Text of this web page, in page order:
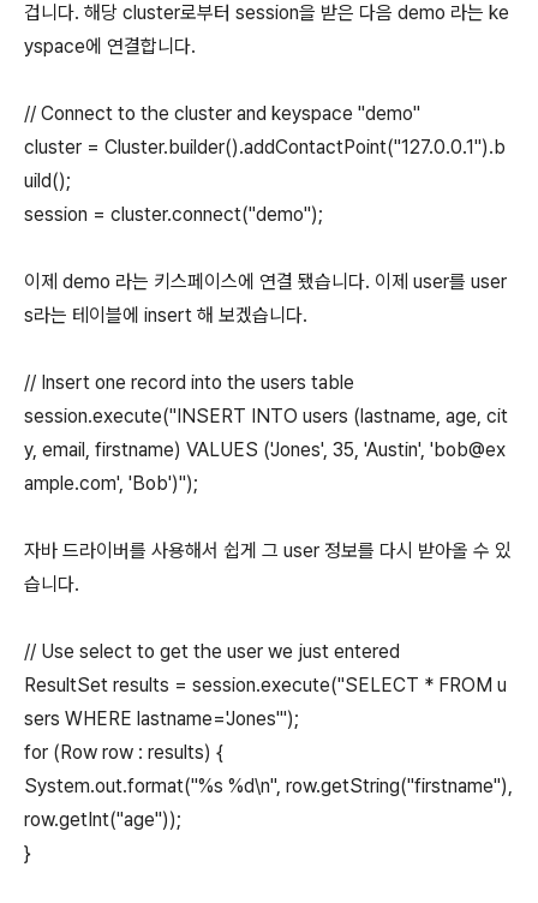
겁니다. 해당 cluster로부터 session을 받은 다음 demo 라는 ke
yspace에 연결합니다.
// Connect to the cluster and keyspace "demo"
cluster = Cluster.builder().addContactPoint("127.0.0.1").b
uild();
session = cluster.connect("demo");
이제 demo 라는 키스페이스에 연결 됐습니다. 이제 user를 user
s라는 테이블에 insert 해 보겠습니다.
// Insert one record into the users table
session.execute("INSERT INTO users (lastname, age, cit
y, email, firstname) VALUES ('Jones', 35, 'Austin', 'bob@ex
ample.com', 'Bob')");
자바 드라이버를 사용해서 쉽게 그 user 정보를 다시 받아올 수 있
습니다.
// Use select to get the user we just entered
ResultSet results = session.execute("SELECT * FROM u
sers WHERE lastname='Jones'");
for (Row row : results) {
System.out.format("%s %d\n", row.getString("firstname"),
row.getInt("age"));
}